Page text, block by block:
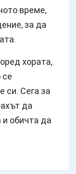
време,
за да
хората,
се
си. Сега за
да
и обичта да